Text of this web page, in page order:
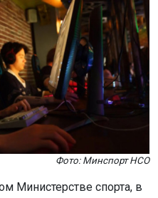
Фото: Минспорт НСО
Министерстве спорта, в